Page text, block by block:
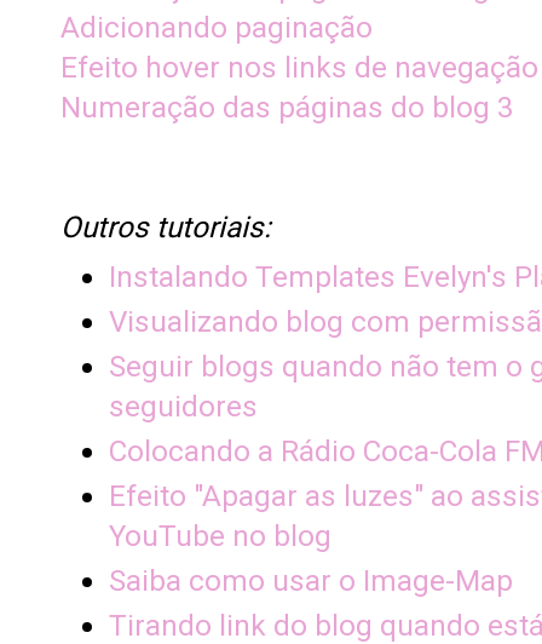
Adicionando paginação
Efeito hover nos links de navegação
Numeração das páginas do blog 3
Outros tutoriais:
Instalando Templates Evelyn's
Visualizando blog com
Seguir blogs quando não tem o
seguidores
Colocando a Rádio Coca-Cola
Efeito "Apagar as luzes" ao
YouTube no blog
Saiba como usar o Image-Map
Tirando link do blog quando